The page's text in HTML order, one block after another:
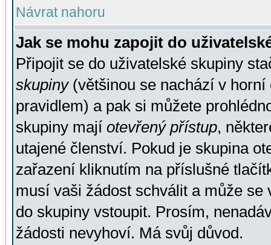
Návrat nahoru
Jak se mohu zapojit do
Připojit se do uživatelské skupiny
skupiny(většinou se nachází v horní
pravidlem) a pak si můžete
skupiny mají otevřený přístup,
utajené členství. Pokud je skupina
zařazení kliknutím na příslušné
musí vaši žádost schválit a může se
do skupiny vstoupit. Prosím,
žádosti nevyhoví. Má svůj důvod.